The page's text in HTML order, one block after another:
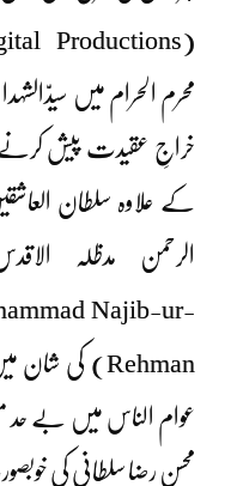
محرم الحرام میں
خراجِ عقیدت پیش کرنے
کے علاوہ سلطان
الرحمن مدظلہ
Najib-ur-
Rehman) کی شان
عوام الناس میں بے حد
محسن رضا سلطانی کی